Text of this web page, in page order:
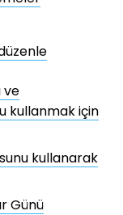
ve
kullanmak için
kullanarak
Günü